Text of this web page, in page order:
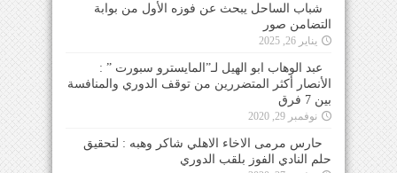
شباب الساحل يبحث عن فوزه الأول من بوابة
التضامن صور
يناير 26, 2025
عبد الوهاب ابو الهيل لـ”المايسترو سبورت ” :
الأنصار أكثر المتضررين من توقف الدوري والمنافسة
بين 7 فرق
نوفمبر 29, 2020
حارس مرمى الاخاء الاهلي شاكر وهبه : لتحقيق
حلم النادي الفوز بلقب الدوري